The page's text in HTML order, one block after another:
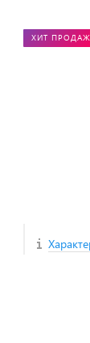
ХИТ ПРОДАЖ